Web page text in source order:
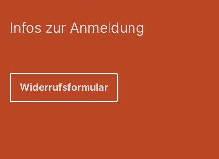
Infos zur Anmeldung
Widerrufsformular